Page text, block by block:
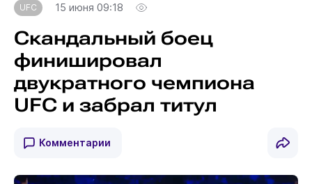
UFC 15 июня 09:18
Скандальный боец
финишировал
двукратного чемпиона
UFC и забрал титул
Комментарии